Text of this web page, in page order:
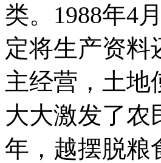
类。1988年4
定将生产资料
主经营，土地
大大激发了农
年，越摆脱粮